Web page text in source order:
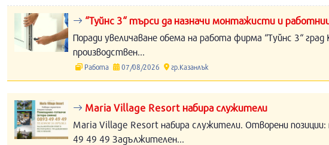
“Туйнс 3“ търси да назначи монтажисти и
Поради увеличаване обема на работа фирма “Туйнс 3“
производствен...
Работа 07/08/2026 гр.Казанлък
Maria Village Resort набира служители
Maria Village Resort набира служители. Отворени
49 49 49 Задължителен...